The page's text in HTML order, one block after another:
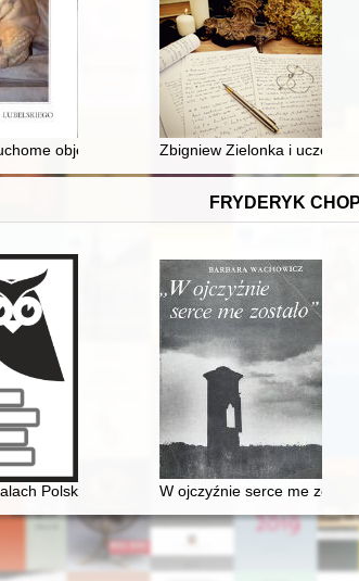
w dobie panowania carycy Elżbiety
objęte ochroną konserwatorską poprzez
Zbigniew Zielonka i
FRYDERYK
Malarstwo i rysunek ze zbiorów Muzeum
Polskiego Radia W ojczyźnie serce me